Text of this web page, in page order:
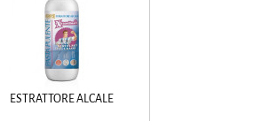
ESTRATTORE ALCALE